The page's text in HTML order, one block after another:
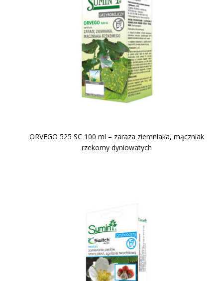
ORVEGO 525 SC 100 ml – zaraza ziemniaka, mączniak
rzekomy dyniowatych